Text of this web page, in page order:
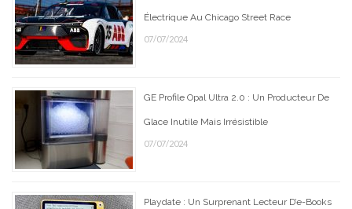
Électrique Au Chicago Street Race
07/07/2024
GE Profile Opal Ultra 2.0 : Un Producteur De
Glace Inutile Mais Irrésistible
07/07/2024
Playdate : Un Surprenant Lecteur D’e-Books